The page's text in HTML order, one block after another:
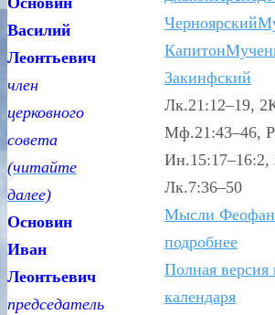
Василий
Леонтьевич
член
церковного
(читайте
далее)
Основин
Иван
Леонтьевич
председатель
Черноярский
Капитон
Закинфский
Лк.21:12–19,
Мф.21:43–46,
Ин.15:17–16:2,
Лк.7:36–50
Мысли
подробнее
Полная версия
календаря